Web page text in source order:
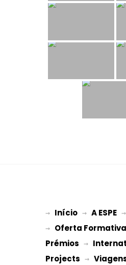
→ Início → A ESPE →
→ Oferta Formativa
Prémios →
Projects →